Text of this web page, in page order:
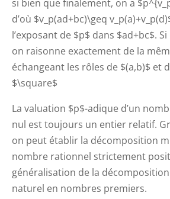
si bien que finalement, on a
d’où $v_p(ad+bc)\geq
l’exposant de $p$ dans $ad+bc$. Si
on raisonne exactement de la
échangeant les rôles de $(a,b)$ et
$\square$
La valuation $p$-adique d’un
nul est toujours un entier relatif.
on peut établir la décomposition
nombre rationnel strictement
généralisation de la
naturel en nombres premiers.